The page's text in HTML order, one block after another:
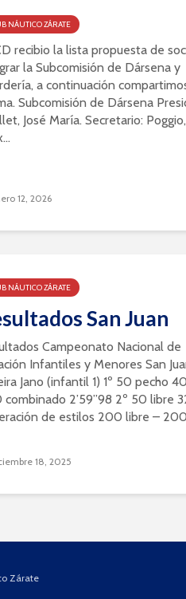
NÁUTICO ZÁRATE
recibio la lista propuesta de
la Subcomisión de Dársena y
a continuación
Subcomisión de Dársena
José María. Secretario:
12, 2026
NÁUTICO ZÁRATE
San Juan
Campeonato Nacional de
Infantiles y Menores San
Jano (infantil 1) 1º 50 pecho
2’59”98 2º 50 libre
de estilos 200 libre –
18, 2025
Zárate